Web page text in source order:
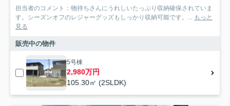
担当者のコメント：物持ちさんにうれしいたっぷり収納確保されていま
す。シーズンオフのレジャーグッズもしっかり収納可能です。... もっと
見る
販売中の物件
5号棟
2,980万円
105.30㎡ (2SLDK)